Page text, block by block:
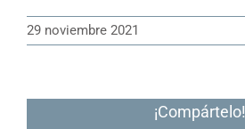
29 noviembre 2021
¡Compártelo!